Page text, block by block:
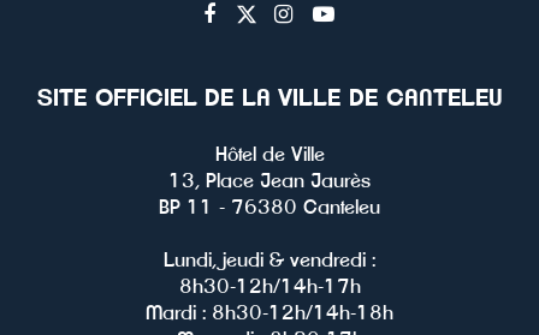
Lien
le
Facebook
Lien
le
Twitter
Lien
le
Instagram
Lien
la
Youtube
SITE OFFICIEL DE LA VILLE DE CANTELEU
Hôtel de Ville
13, Place Jean Jaurès
BP 11 - 76380 Canteleu
Lundi, jeudi & vendredi :
8h30-12h/14h-17h
Mardi : 8h30-12h/14h-18h